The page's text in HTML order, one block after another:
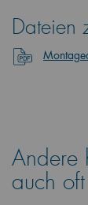
Dateien
Andere
auch